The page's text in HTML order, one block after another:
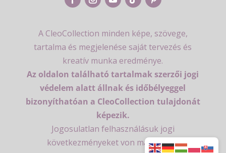
A CleoCollection minden képe, szövege,
tartalma és megjelenése saját tervezés és
kreatív munka eredménye.
Az oldalon található tartalmak szerzői jogi
védelem alatt állnak és időbélyeggel
bizonyíthatóan a CleoCollection tulajdonát
képezik.
Jogosulatlan felhasználásuk jogi
következményeket von maga után.